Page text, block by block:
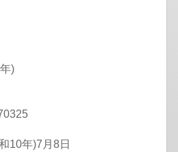
)
10年)7月8日